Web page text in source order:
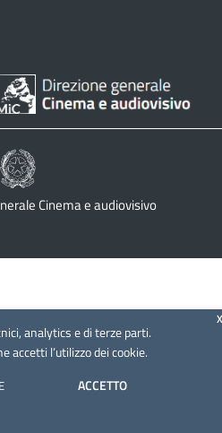
Cinema e audiovisivo
X
analytics e di terze parti.
accetti l’utilizzo dei cookie.
ACCETTO